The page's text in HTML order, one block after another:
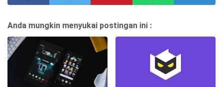
Anda mungkin menyukai postingan ini :